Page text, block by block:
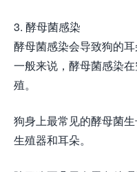
3. 酵母菌感染
酵母菌感染会导致狗的
一般来说，酵母菌感染
殖。
狗身上最常见的酵母菌生
生殖器和耳朵。